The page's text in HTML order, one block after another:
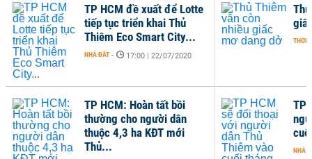
TP
NHÀ
TP HCM đề xuất để Lotte
tiếp tục triển khai Thủ
Thiêm Eco Smart City...
NHÀ ĐẤT - 17:00 | 22/07/2020
TP HCM: Hoàn tất bồi
thường cho người dân
thuộc 4,3 ha KĐT mới
Thủ...
THỜI